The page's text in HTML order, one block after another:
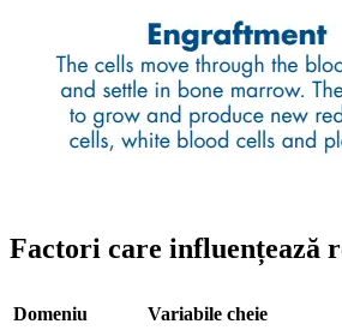
Factori care influențează
Domeniu Variabile cheie